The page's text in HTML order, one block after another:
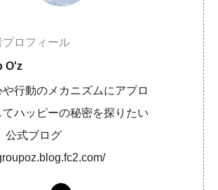
プロフィール
O'z
や行動のメカニズムにアプロ
てハッピーの秘密を探りたい
公式ブログ